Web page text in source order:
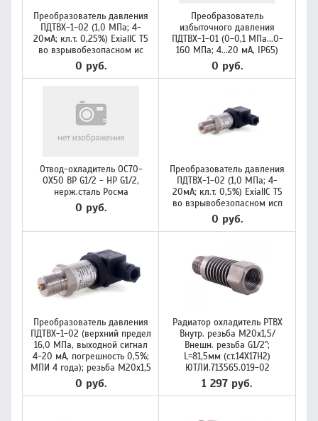
Преобразователь давления
ПДТВХ-1-02 (1,0 МПа; 4-
20мА; кл.т. 0,25%) ExiallC T5
во взрывобезопасном ис
0 руб.
Преобразователь
избыточного давления
ПДТВХ-1-01 (0-0,1 МПа...0-
160 МПа; 4...20 мА, IP65)
0 руб.
Отвод-охладитель ОС70-
ОХ50 ВР G1/2 - НР G1/2,
нерж.сталь Росма
0 руб.
Преобразователь давления
ПДТВХ-1-02 (1,0 МПа; 4-
20мА; кл.т. 0,5%) ExiallC T5
во взрывобезопасном исп
0 руб.
Преобразователь давления
ПДТВХ-1-02 (верхний предел
16,0 МПа, выходной сигнал
4-20 мА, погрешность 0,5%;
МПИ 4 года); резьба М20х1,5
0 руб.
Радиатор охладитель РТВХ
Внутр. резьба M20x1,5/
Внешн. резьба G1/2";
L=81,5мм (ст.14Х17Н2)
ЮТЛИ.713565.019-02
1 297 руб.